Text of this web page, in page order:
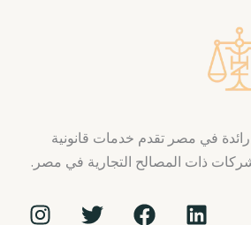
في مصر تقدم خدمات قانونية
ذات المصالح التجارية في مصر.
L
F
T
I